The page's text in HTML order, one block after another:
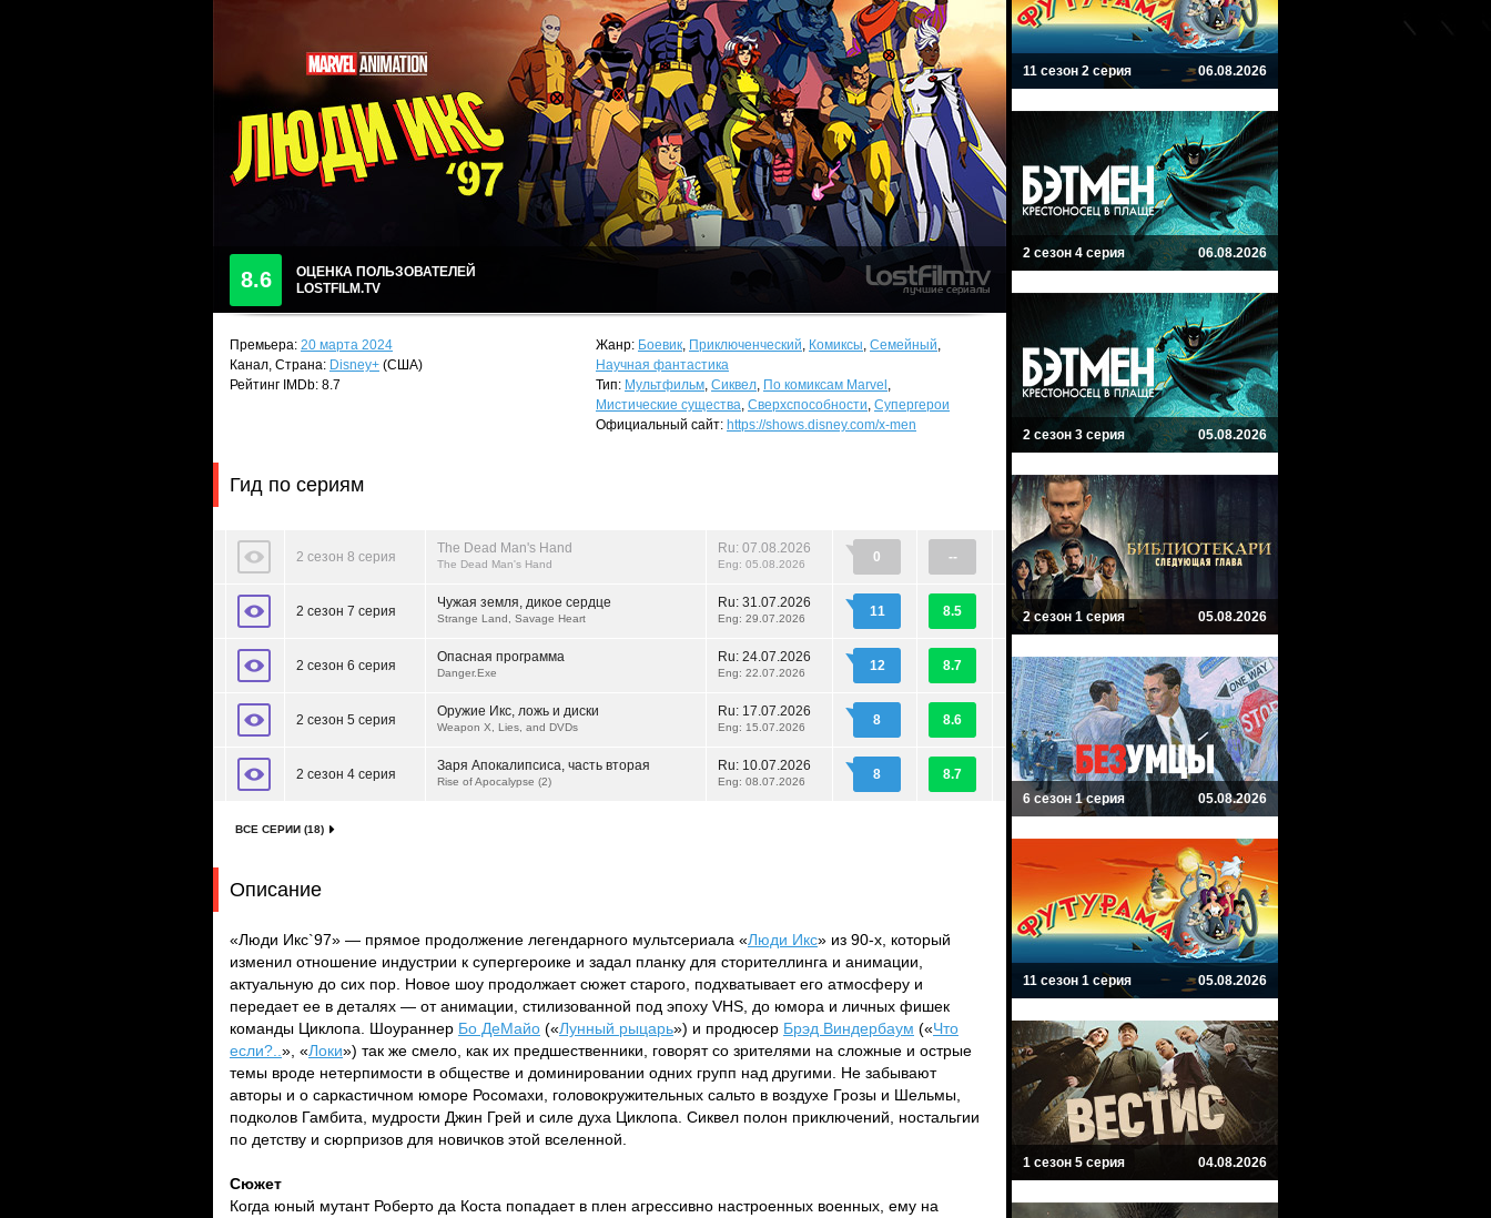
8.6
ОЦЕНКА ПОЛЬЗОВАТЕЛЕЙ
LOSTFILM.TV
Премьера: 20 марта 2024
Канал, Страна: Disney+ (США)
Рейтинг IMDb: 8.7
Жанр: Боевик, Приключенческий, Комиксы, Семейный,
Научная фантастика
Тип: Мультфильм, Сиквел, По комиксам Marvel ,
Мистические существа, Сверхспособности, Супергерои
Официальный сайт: https://shows.disney.com/x-men
Гид по сериям
2 сезон 8 серия
The Dead Man's Hand
The Dead Man's Hand
Ru: 07.08.2026
Eng: 05.08.2026 0 --
2 сезон 7 серия
Чужая земля, дикое сердце
Strange Land, Savage Heart
Ru: 31.07.2026
Eng: 29.07.2026 11 8.5
2 сезон 6 серия
Опасная программа
Danger.Exe
Ru: 24.07.2026
Eng: 22.07.2026 12 8.7
2 сезон 5 серия
Оружие Икс, ложь и диски
Weapon X, Lies, and DVDs
Ru: 17.07.2026
Eng: 15.07.2026 8 8.6
2 сезон 4 серия
Заря Апокалипсиса, часть вторая
Rise of Apocalypse (2)
Ru: 10.07.2026
Eng: 08.07.2026 8 8.7
ВСЕ СЕРИИ (18)
Описание
«Люди Икс`97» — прямое продолжение легендарного мультсериала «Люди Икс» из 90-х, который
изменил отношение индустрии к супергероике и задал планку для сторителлинга и анимации,
актуальную до сих пор. Новое шоу продолжает сюжет старого, подхватывает его атмосферу и
передает ее в деталях — от анимации, стилизованной под эпоху VHS, до юмора и личных фишек
команды Циклопа. Шоураннер Бо ДеМайо («Лунный рыцарь») и продюсер Брэд Виндербаум («Что
если?.. », «Локи») так же смело, как их предшественники, говорят со зрителями на сложные и острые
темы вроде нетерпимости в обществе и доминировании одних групп над другими. Не забывают
авторы и о саркастичном юморе Росомахи, головокружительных сальто в воздухе Грозы и Шельмы,
подколов Гамбита, мудрости Джин Грей и силе духа Циклопа. Сиквел полон приключений, ностальгии
по детству и сюрпризов для новичков этой вселенной.
Сюжет
Когда юный мутант Роберто да Коста попадает в плен агрессивно настроенных военных, ему на
11 сезон 2 серия 06.08.2026
2 сезон 4 серия 06.08.2026
2 сезон 3 серия 05.08.2026
2 сезон 1 серия 05.08.2026
6 сезон 1 серия 05.08.2026
11 сезон 1 серия 05.08.2026
1 сезон 5 серия 04.08.2026